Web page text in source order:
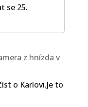
se 25.
z hnízda v
o Karlovi.Je to